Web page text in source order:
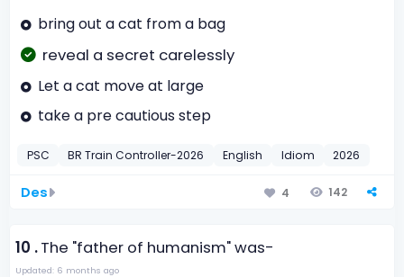
bring out a cat from a bag
reveal a secret carelessly
Let a cat move at large
take a pre cautious step
PSC BR Train Controller-2026 English Idiom 2026
Des 4 142
10 .The "father of humanism" was-
Updated: 6 months ago